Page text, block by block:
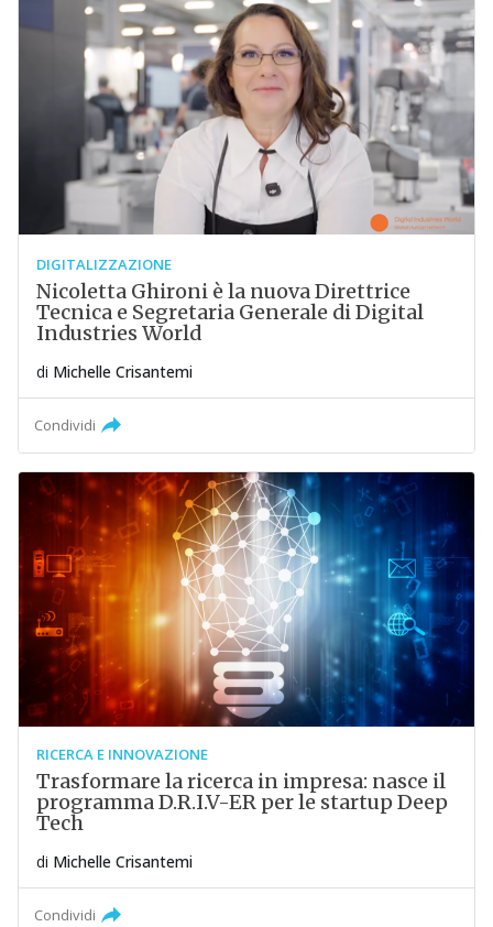
DIGITALIZZAZIONE
Nicoletta Ghironi è la nuova Direttrice
Tecnica e Segretaria Generale di Digital
Industries World
di Michelle Crisantemi
Condividi
RICERCA E INNOVAZIONE
Trasformare la ricerca in impresa: nasce il
programma D.R.I.V-ER per le startup Deep
Tech
di Michelle Crisantemi
Condividi